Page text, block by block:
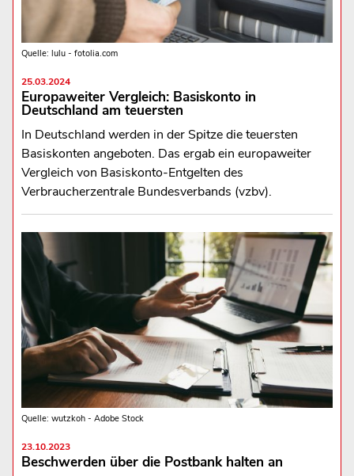
Quelle: lulu - fotolia.com
25.03.2024
Europaweiter Vergleich: Basiskonto in
Deutschland am teuersten
In Deutschland werden in der Spitze die teuersten
Basiskonten angeboten. Das ergab ein europaweiter
Vergleich von Basiskonto-Entgelten des
Verbraucherzentrale Bundesverbands (vzbv).
Quelle: wutzkoh - Adobe Stock
23.10.2023
Beschwerden über die Postbank halten an